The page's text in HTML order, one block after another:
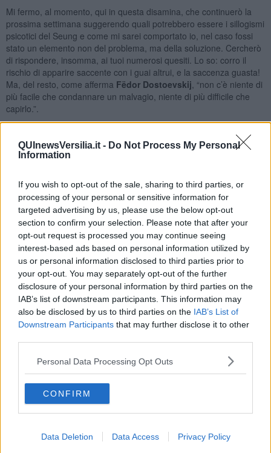
QUInewsVersilia.it - Do Not Process My Personal
Information
If you wish to opt-out of the sale, sharing to third parties, or
processing of your personal or sensitive information for
targeted advertising by us, please use the below opt-out
section to confirm your selection. Please note that after your
opt-out request is processed you may continue seeing
interest-based ads based on personal information utilized by
us or personal information disclosed to third parties prior to
your opt-out. You may separately opt-out of the further
disclosure of your personal information by third parties on the
IAB’s list of downstream participants. This information may
also be disclosed by us to third parties on the IAB’s List of
Downstream Participants that may further disclose it to other
Personal Data Processing Opt Outs
CONFIRM
Data Deletion Data Access Privacy Policy
Mi fermo, al momento, qui in questa disamina, che continuerò la
prossima settimana suggerendo quali potrebbero essere i sillogismi
psicotici del Seung e come mi sarei comportato io, nel caso fossi
stato un elemento non del problema, ma della soluzione. Cercherò
di rispondere, insomma, ai tuoi numerosi quesiti. Lo so: corro il
rischio di apparire saccente con i guai altrui, e la saccenza guasta!
Ma, del resto, come afferma Fëdor Dostoevskij , “non c’è niente di
più facile che condannare un malvagio, niente di più difficile che
capirlo.”.
Nel frattempo, caro Amico, ricambio l’affetto e la stima che mi hai
manifestato. Adolfo”
Adolfo Santoro
Se vuoi leggere le notizie principali della Toscana iscriviti alla
Newsletter QUInews - ToscanaMedia.Arriva gratis tutti i giorni
alle 20:00 direttamente nella tua casella di posta.
Basta cliccareQUI
Ti potrebbe interessare anche:
Articoli dal Blog “Disincantato” di Adolfo Santoro
​Il ripristino della natura secondo la legge e l’impegno dei
Cittadini
Il nesso tra cambiamenti climatici e salute umana
Tutti morimmo a stento (3)
Tutti morimmo a stento (2)
IL CORRIDOIO BLU il resoconto del convegno